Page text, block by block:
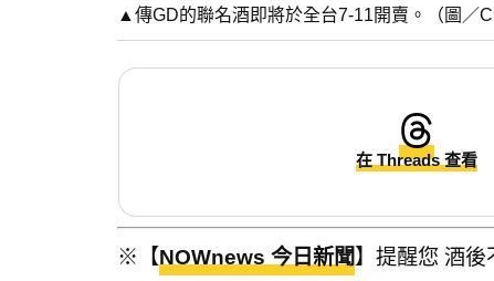
▲傳GD的聯名酒即將於全台7-11開賣。（圖／
在 Threads 查看
※【NOWnews 今日新聞】提醒您 酒後